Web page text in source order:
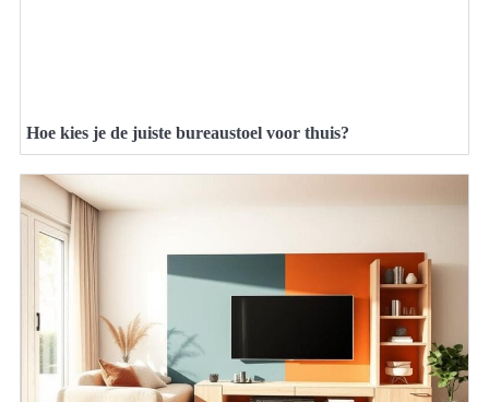
Hoe kies je de juiste bureaustoel voor thuis?